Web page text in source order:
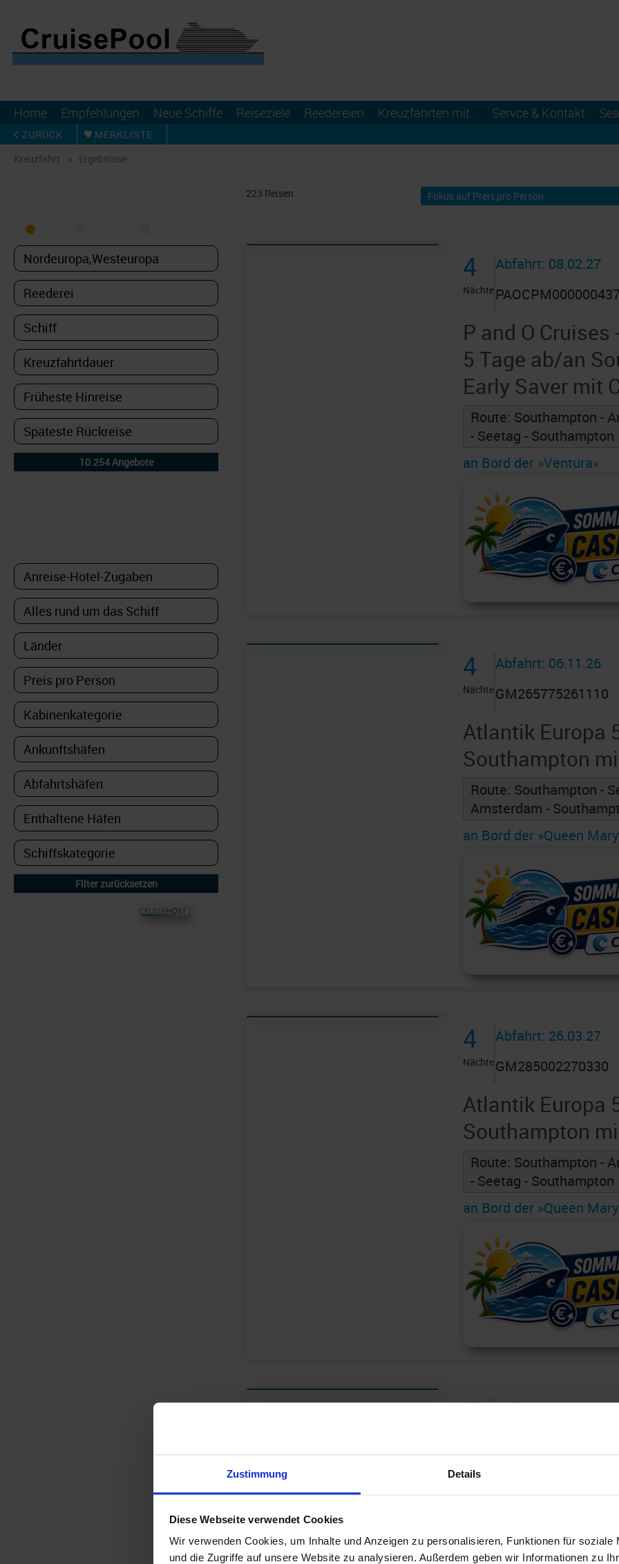
Zustimmung Details
Diese Webseite verwendet Cookies
Wir verwenden Cookies, um Inhalte und Anzeigen zu personalisieren, Funktionen für soziale
und die Zugriffe auf unsere Website zu analysieren. Außerdem geben wir Informationen zu
Home Empfehlungen Neue Schiffe Reiseziele Reedereien Kreuzfahrten mit... Servce & Kontakt
ZURÜCK
MERKLISTE
Kreuzfahrt
Ergebnisse
223 Reisen
4
Nächte
Abfahrt: 08.02.27
P and O
5 Tage ab/an
Early Saver mit
Route: Southampton -
- Seetag - Southampton
an Bord der »Ventura«
4
Nächte
Abfahrt: 06.11.26
GM265775261110
Atlantik Europa
Southampton
Route: Southampton -
Amsterdam -
an Bord der »Queen
4
Nächte
Abfahrt: 26.03.27
GM285002270330
Atlantik Europa
Southampton
Route: Southampton -
- Seetag - Southampton
an Bord der »Queen
4
Abfahrt: 25.11.26
Atlantik Europa
Route: Southampton -
Amsterdam -